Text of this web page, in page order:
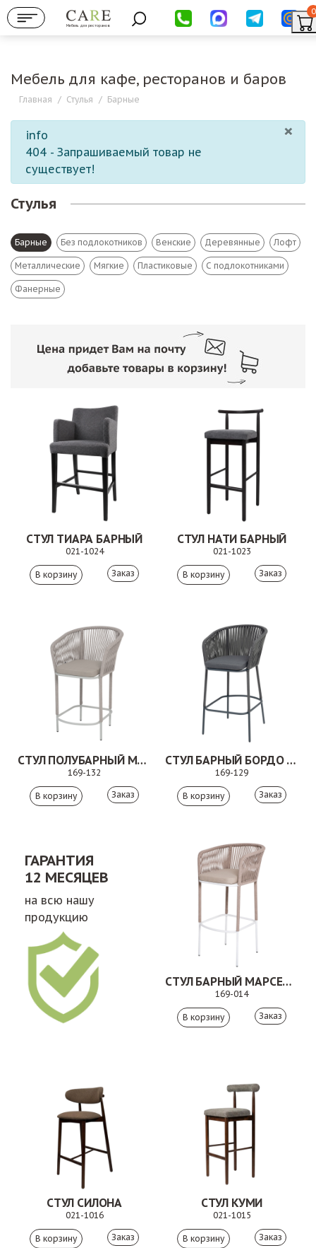
Мебель для ресторанов
0
Мебель для кафе, ресторанов и баров
Главная / Стулья / Барные
×
info
404 - Запрашиваемый товар не
существует!
Стулья
Барные Без подлокотников Венские Деревянные Лофт
Металлические Мягкие Пластиковые С подлокотниками
Фанерные
СТУЛ ТИАРА БАРНЫЙ
021-1024
Заказ
СТУЛ НАТИ БАРНЫЙ
021-1023
Заказ
СТУЛ ПОЛУБАРНЫЙ МАРСЕЛЬ БЕЖЕВЫЙ
169-132
Заказ
СТУЛ БАРНЫЙ БОРДО СЕРЫЙ/ТЕМНО-СЕРЫЙ
169-129
Заказ
ГАРАНТИЯ
12 МЕСЯЦЕВ
на всю нашу
продукцию
СТУЛ БАРНЫЙ МАРСЕЛЬ БЕЖЕВЫЙ
169-014
Заказ
СТУЛ СИЛОНА
021-1016
Заказ
СТУЛ КУМИ
021-1015
Заказ